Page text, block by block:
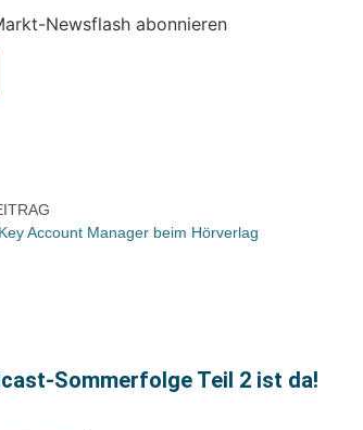
Newsflash abonnieren
Account Manager beim Hörverlag
Sommerfolge Teil 2 ist da!